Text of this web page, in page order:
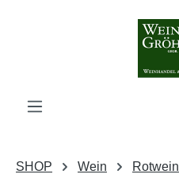
Zum Hauptinhalt springen
SHOP Wein Rotwein